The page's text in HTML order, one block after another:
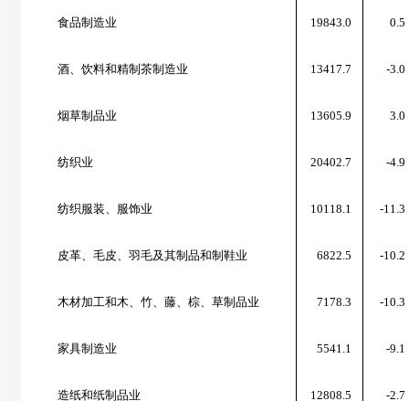
食品制造业 19843.0 0.5
酒、饮料和精制茶制造业 13417.7 -3.0
烟草制品业 13605.9 3.0
纺织业 20402.7 -4.9
纺织服装、服饰业 10118.1 -11.3
皮革、毛皮、羽毛及其制品和制鞋业 6822.5 -10.2
木材加工和木、竹、藤、棕、草制品业 7178.3 -10.3
家具制造业 5541.1 -9.1
造纸和纸制品业 12808.5 -2.7